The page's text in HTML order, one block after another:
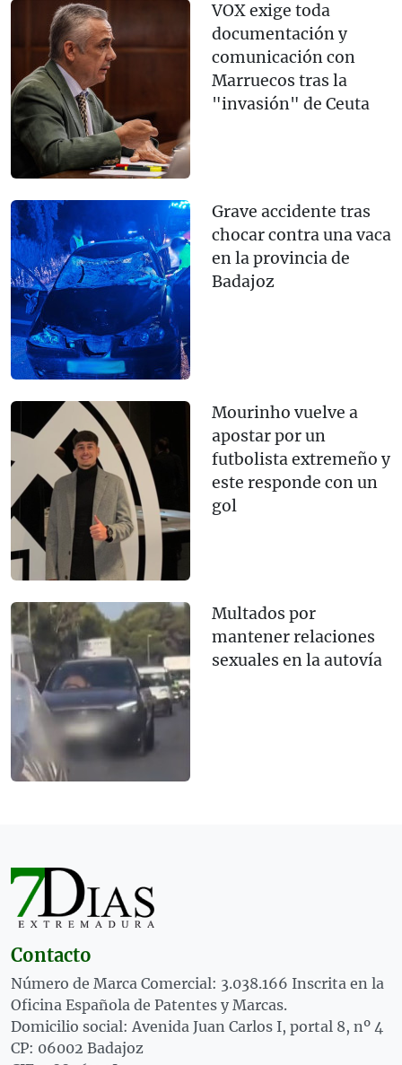
VOX exige toda
documentación y
comunicación con
Marruecos tras la
"invasión" de Ceuta
Grave accidente tras
chocar contra una vaca
en la provincia de
Badajoz
Mourinho vuelve a
apostar por un
futbolista extremeño y
este responde con un
gol
Multados por
mantener relaciones
sexuales en la autovía
Contacto
Número de Marca Comercial: 3.038.166 Inscrita en la
Oficina Española de Patentes y Marcas.
Domicilio social: Avenida Juan Carlos I, portal 8, nº 4
CP: 06002 Badajoz